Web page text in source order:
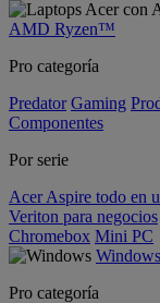
AMD Ryzen™
Pro categoría
Predator Gaming
Componentes
Por serie
Acer Aspire todo en
Veriton para negocios
Chromebox Mini PC
Windows
Pro categoría